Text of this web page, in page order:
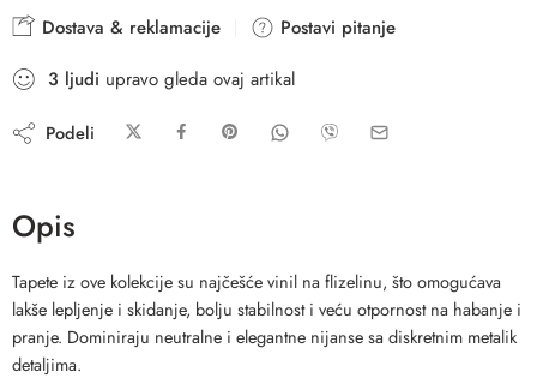
Dostava & reklamacije
Postavi pitanje
3 ljudi upravo gleda ovaj artikal
Podeli
Opis
Tapete iz ove kolekcije su najčešće vinil na flizelinu, što omogućava
lakše lepljenje i skidanje, bolju stabilnost i veću otpornost na habanje i
pranje. Dominiraju neutralne i elegantne nijanse sa diskretnim metalik
detaljima.